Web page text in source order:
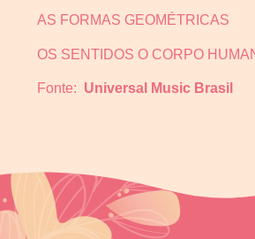
AS FORMAS GEOMÉTRICAS
OS SENTIDOS O CORPO
Fonte: Universal Music Brasil